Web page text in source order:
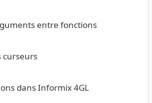
entre fonctions
curseurs
dans Informix 4GL